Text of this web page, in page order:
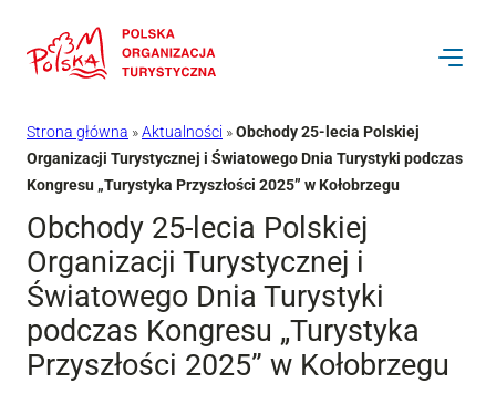
do
Strona główna »Aktualności »Obchody 25-lecia Polskiej
Organizacji Turystycznej i Światowego Dnia Turystyki podczas
Kongresu „Turystyka Przyszłości 2025” w Kołobrzegu
Obchody 25-lecia Polskiej
Organizacji Turystycznej i
Światowego Dnia Turystyki
podczas Kongresu „Turystyka
Przyszłości 2025” w Kołobrzegu